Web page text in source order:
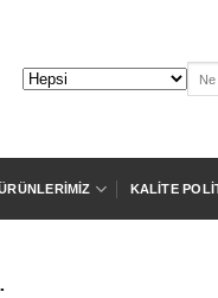
Ara:
KALITE